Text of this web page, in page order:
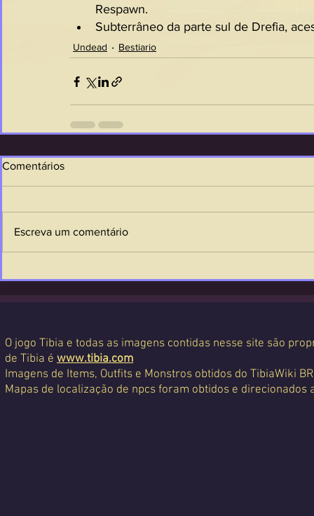
Respawn.
Subterrâneo da parte sul de Drefia,
Undead Bestiario
Comentários
Escreva um comentário
O jogo Tibia e todas as imagens contidas nesse site são
de Tibia é www.tibia.com
Imagens de Items, Outfits e Monstros obtidos do TibiaWiki
Mapas de localização de npcs foram obtidos e direcionados